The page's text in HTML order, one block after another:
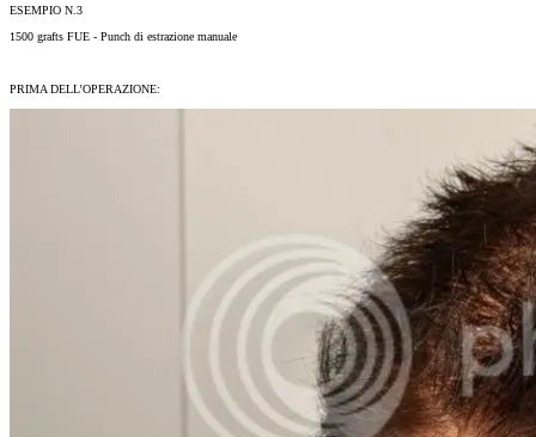
ESEMPIO N.3
1500 grafts FUE - Punch di estrazione manuale
PRIMA DELL’OPERAZIONE: